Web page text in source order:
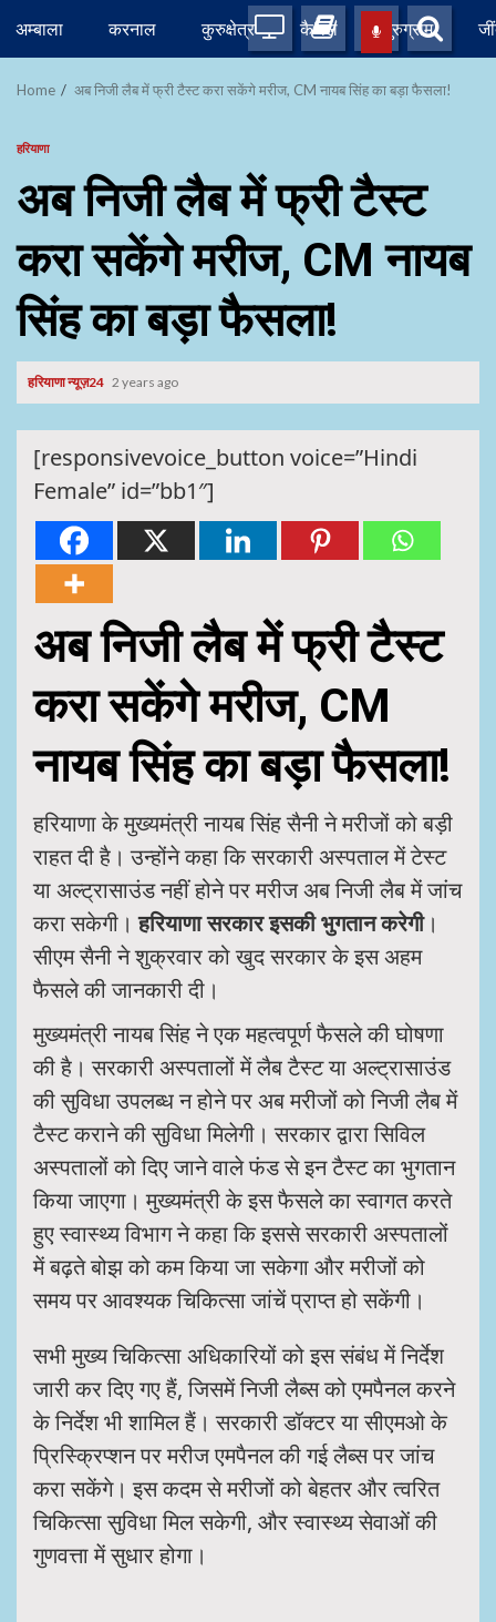
content
अम्बाला करनाल कुरुक्षेत्र कैथल गुरुग्राम
Home अब निजी लैब में फ्री टैस्ट करा सकेंगे मरीज, CM नायब सिंह का बड़ा फैसला!
हरियाणा
अब निजी लैब में फ्री टैस्ट
करा सकेंगे मरीज, CM नायब
सिंह का बड़ा फैसला!
हरियाणा न्यूज़24 2 years ago
[responsivevoice_button voice=”Hindi
Female” id=”bb1″]
अब निजी लैब में फ्री टैस्ट
करा सकेंगे मरीज, CM
नायब सिंह का बड़ा फैसला!
हरियाणा के मुख्यमंत्री नायब सिंह सैनी ने मरीजों को बड़ी
राहत दी है। उन्होंने कहा कि सरकारी अस्पताल में टेस्ट
या अल्ट्रासाउंड नहीं होने पर मरीज अब निजी लैब में जांच
करा सकेगी।हरियाणा सरकार इसकी भुगतान करेगी।
सीएम सैनी ने शुक्रवार को खुद सरकार के इस अहम
फैसले की जानकारी दी।
मुख्यमंत्री नायब सिंह ने एक महत्वपूर्ण फैसले की घोषणा
की है। सरकारी अस्पतालों में लैब टैस्ट या अल्ट्रासाउंड
की सुविधा उपलब्ध न होने पर अब मरीजों को निजी लैब में
टैस्ट कराने की सुविधा मिलेगी। सरकार द्वारा सिविल
अस्पतालों को दिए जाने वाले फंड से इन टैस्ट का भुगतान
किया जाएगा। मुख्यमंत्री के इस फैसले का स्वागत करते
हुए स्वास्थ्य विभाग ने कहा कि इससे सरकारी अस्पतालों
में बढ़ते बोझ को कम किया जा सकेगा और मरीजों को
समय पर आवश्यक चिकित्सा जांचें प्राप्त हो सकेंगी।
सभी मुख्य चिकित्सा अधिकारियों को इस संबंध में निर्देश
जारी कर दिए गए हैं, जिसमें निजी लैब्स को एमपैनल करने
के निर्देश भी शामिल हैं। सरकारी डॉक्टर या सीएमओ के
प्रिस्क्रिप्शन पर मरीज एमपैनल की गई लैब्स पर जांच
करा सकेंगे। इस कदम से मरीजों को बेहतर और त्वरित
चिकित्सा सुविधा मिल सकेगी, और स्वास्थ्य सेवाओं की
गुणवत्ता में सुधार होगा।